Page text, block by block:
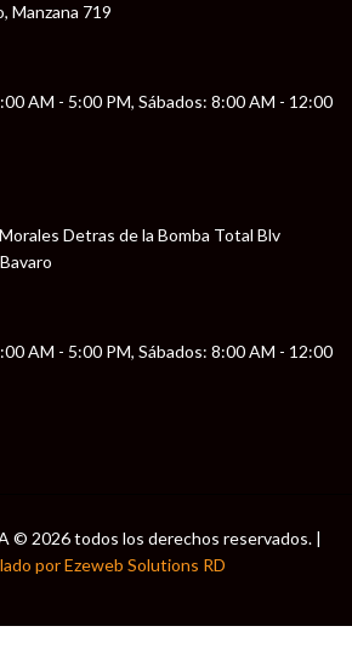
Manzana 719
AM - 5:00 PM, Sábados: 8:00 AM - 12:00
Detras de la Bomba Total Blv
AM - 5:00 PM, Sábados: 8:00 AM - 12:00
© 2026 todos los derechos reservados. |
por Ezeweb Solutions RD